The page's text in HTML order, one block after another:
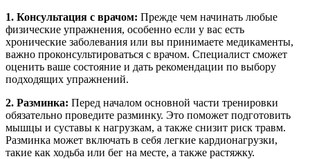
1. Консультация с врачом: Прежде чем начинать любые
физические упражнения, особенно если у вас есть
хронические заболевания или вы принимаете медикаменты,
важно проконсультироваться с врачом. Специалист сможет
оценить ваше состояние и дать рекомендации по выбору
подходящих упражнений.
2. Разминка: Перед началом основной части тренировки
обязательно проведите разминку. Это поможет подготовить
мышцы и суставы к нагрузкам, а также снизит риск травм.
Разминка может включать в себя легкие кардионагрузки,
такие как ходьба или бег на месте, а также растяжку.